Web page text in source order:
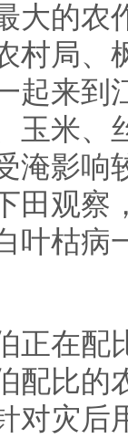
的农
村局、
起来到
玉米、
淹影响
田观察
叶枯病
在配
配比的
对灾后